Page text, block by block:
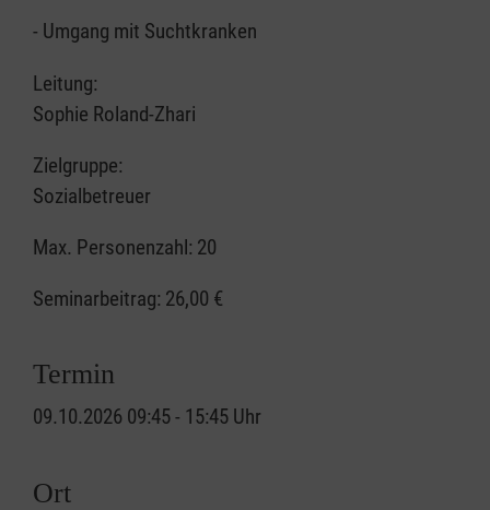
- Umgang mit Suchtkranken
Leitung:
Sophie Roland-Zhari
Zielgruppe:
Sozialbetreuer
Max. Personenzahl: 20
Seminarbeitrag: 26,00 €
Termin
09.10.2026 09:45 - 15:45 Uhr
Ort